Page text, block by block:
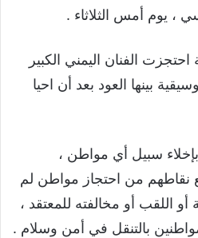
، يوم أمس الثلاثاء .
الفنان اليمني الكبير
بينها العود بعد أن احيا
سبيل أي مواطن ،
نقاطهم من احتجاز مواطن لم
اللقب أو مخالفته للمعتقد ،
بالتنقل في أمن وسلام .